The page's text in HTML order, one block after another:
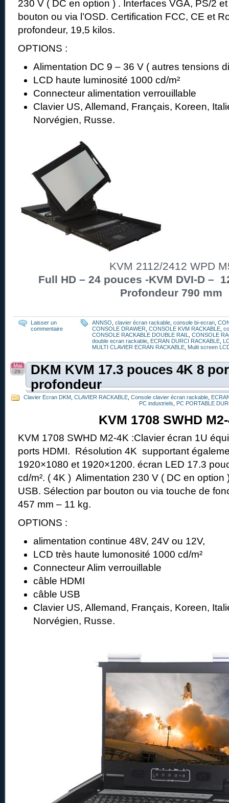
230 V ( DC en option ) . Interfaces VGA, PS/2
bouton ou via l’OSD. Certification FCC, CE et
profondeur, 19,5 kilos.
OPTIONS :
Alimentation DC 9 – 36 V ( autres tensions
LCD haute luminosité 1000 cd/m²
Connecteur alimentation verrouillable
Clavier US, Allemand, Français, Koreen,
Norvégien, Russe.
KVM 2112/2412 WPD
Full HD – 24 pouces -KVM DVI-D –
Profondeur 790 mm
Laisser un
commentaire
ANNSO clavier écran rackable console bi-ecran
CONSOLE DRAWER CONSOLE KVM RACKABLE
CONSOLE RACKABLE DOUBLE RAIL
CONSOLE
double ecran rackable ECRAN DURCI RACKABLE
MULTI CLAVIER ECRAN RACKABLE Multi screen
DKM KVM 17.3 pouces 4K 8
profondeur
Mai
29
Clavier Ecran DKM CLAVIER RACKABLE Console clavier écran rackable
PC industriels
PC PORTABLE
KVM 1708 SWHD
KVM 1708 SWHD M2-4K :Clavier écran 1U
ports HDMI. Résolution 4K supportant
1920×1080 et 1920×1200. écran LED 17.3
cd/m². ( 4K ) Alimentation 230 V ( DC en option
USB. Sélection par bouton ou via touche de
457 mm – 11 kg.
OPTIONS :
alimentation continue 48V, 24V ou 12V,
LCD très haute lumonosité 1000 cd/m²
Connecteur Alim verrouillable
câble HDMI
câble USB
Clavier US, Allemand, Français, Koreen,
Norvégien, Russe.